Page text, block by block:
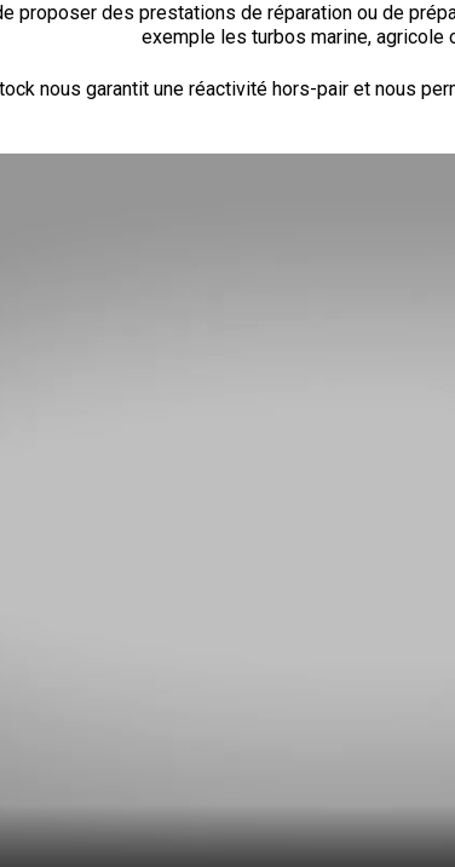
proposer des prestations de réparation ou de
exemple les turbos marine, agricole
nous garantit une réactivité hors-pair et nous